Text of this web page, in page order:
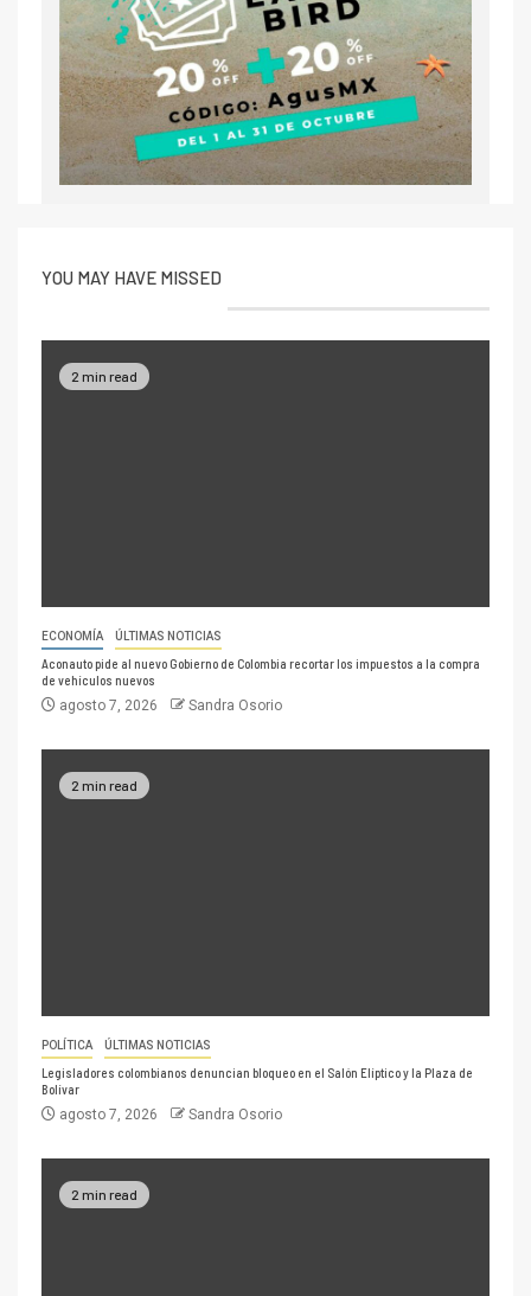
YOU MAY HAVE MISSED
2 min read
ECONOMÍA ÚLTIMAS NOTICIAS
Aconauto pide al nuevo Gobierno de Colombia recortar los impuestos a la compra
de vehículos nuevos
agosto 7, 2026 Sandra Osorio
2 min read
POLÍTICA ÚLTIMAS NOTICIAS
Legisladores colombianos denuncian bloqueo en el Salón Elíptico y la Plaza de
Bolívar
agosto 7, 2026 Sandra Osorio
2 min read